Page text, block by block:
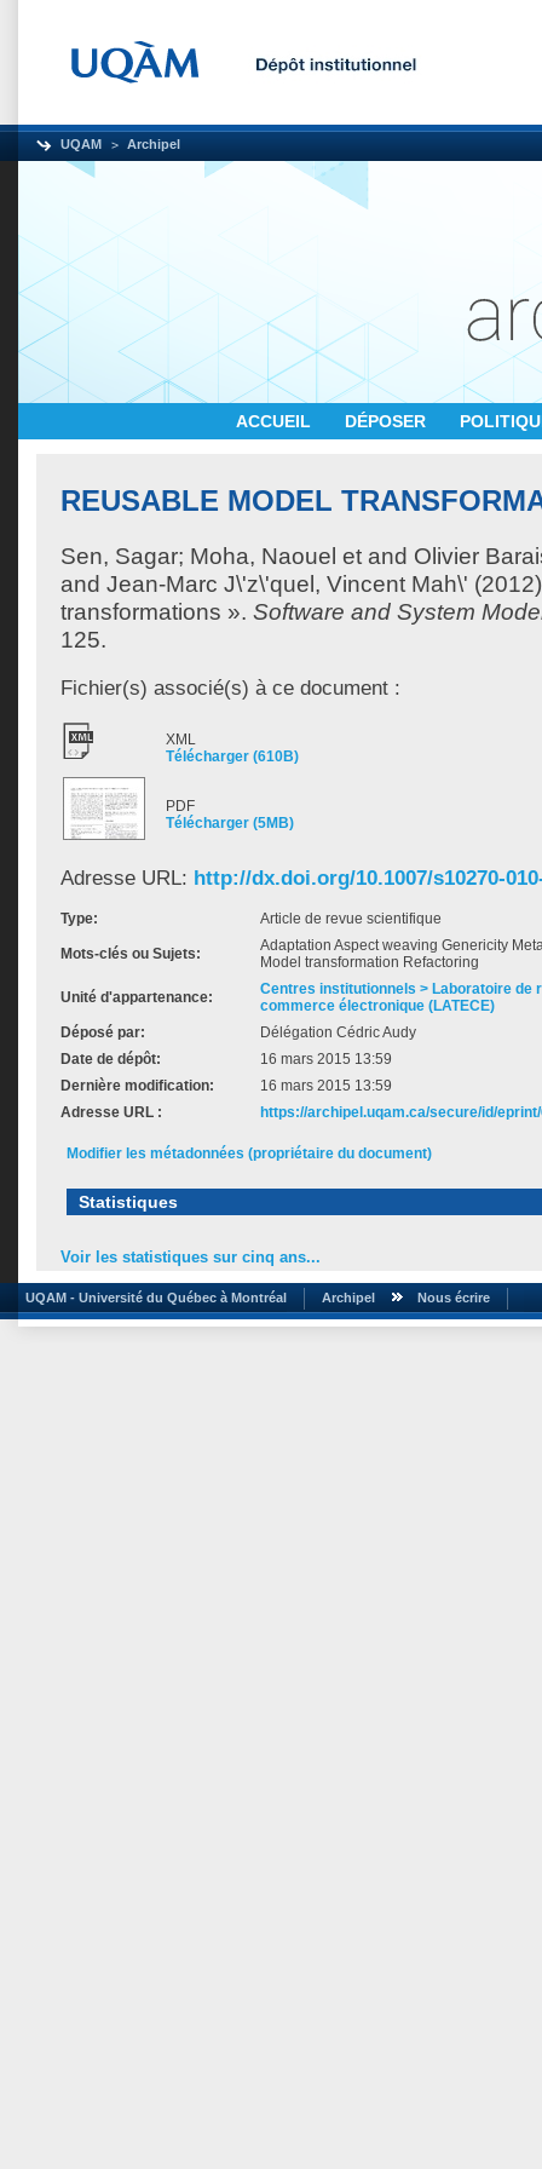
UQAM Archipel
ACCUEIL DÉPOSER
REUSABLE MODEL
Sen, Sagar; Moha, Naouel et and Olivier
and Jean-Marc J\'z\'quel, Vincent Mah\'
transformations ». Software and System
125.
Fichier(s) associé(s) à ce document :
XML
Télécharger (610B)
PDF
Télécharger (5MB)
Adresse URL: http://dx.doi.org/10.1007/s10270-
Type: Article de revue scientifique
Mots-clés ou Sujets:
Adaptation Aspect weaving Genericity
Model transformation Refactoring
Unité d'appartenance:
Centres institutionnels > Laboratoire de
commerce électronique (LATECE)
Déposé par:
Délégation Cédric Audy
Date de dépôt:
16 mars 2015 13:59
Dernière modification:
16 mars 2015 13:59
Adresse URL :
https://archipel.uqam.ca/secure/id/
Modifier les métadonnées (propriétaire du document)
Statistiques
Voir les statistiques sur cinq ans...
UQAM - Université du Québec à Montréal Archipel Nous écrire